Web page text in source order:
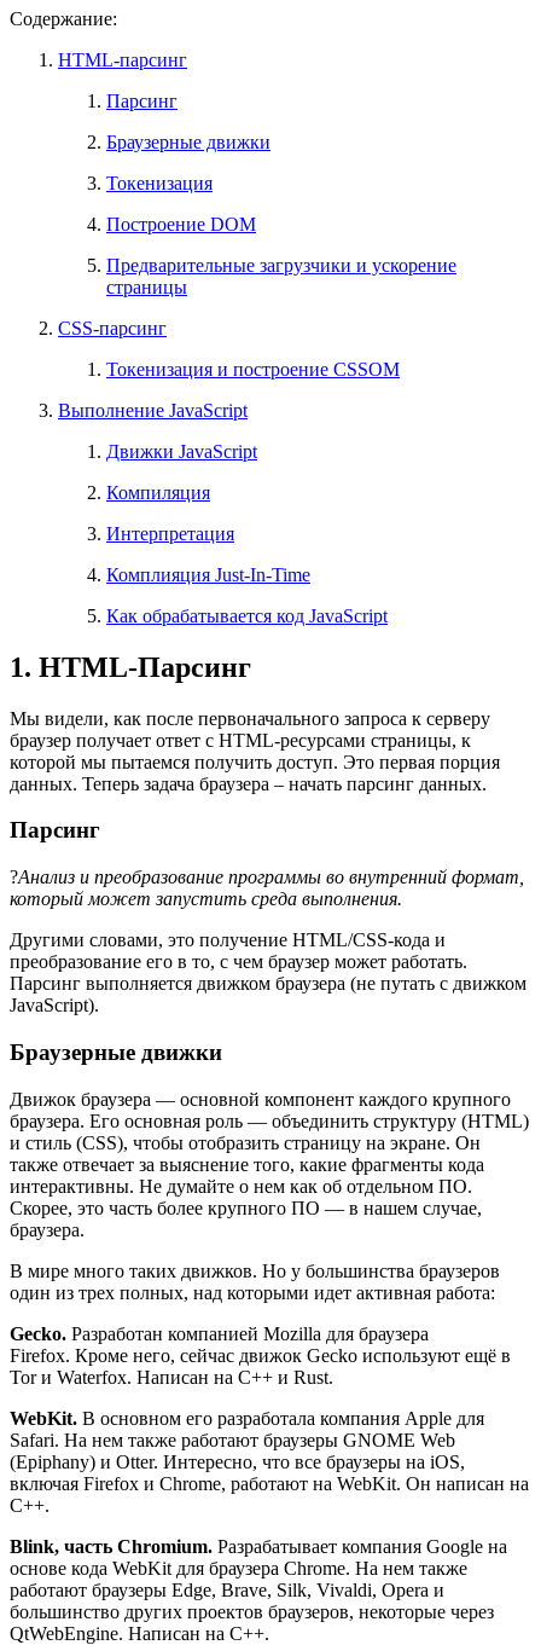
Содержание:
HTML-парсинг
Парсинг
Браузерные движки
Токенизация
Построение DOM
Предварительные загрузчики и ускорение
страницы
CSS-парсинг
Токенизация и построение CSSOM
Выполнение JavaScript
Движки JavaScript
Компиляция
Интерпретация
Комплияция Just-In-Time
Как обрабатывается код JavaScript
1. HTML-Парсинг
Мы видели, как после первоначального запроса к серверу
браузер получает ответ c HTML-ресурсами страницы, к
которой мы пытаемся получить доступ. Это первая порция
данных. Теперь задача браузера – начать парсинг данных.
Парсинг
?Анализ и преобразование программы во внутренний формат,
который может запустить среда выполнения.
Другими словами, это получение HTML/CSS-кода и
преобразование его в то, с чем браузер может работать.
Парсинг выполняется движком браузера (не путать с движком
JavaScript).
Браузерные движки
Движок браузера — основной компонент каждого крупного
браузера. Его основная роль — объединить структуру (HTML)
и стиль (CSS), чтобы отобразить страницу на экране. Он
также отвечает за выяснение того, какие фрагменты кода
интерактивны. Не думайте о нем как об отдельном ПО.
Скорее, это часть более крупного ПО — в нашем случае,
браузера.
В мире много таких движков. Но у большинства браузеров
один из трех полных, над которыми идет активная работа:
Gecko. Разработан компанией Mozilla для браузера
Firefox. Кроме него, сейчас движок Gecko используют ещё в
Tor и Waterfox. Написан на C++ и Rust.
WebKit. В основном его разработала компания Apple для
Safari. На нем также работают браузеры GNOME Web
(Epiphany) и Otter. Интересно, что все браузеры на iOS,
включая Firefox и Chrome, работают на WebKit. Он написан на
C++.
Blink, часть Chromium. Разрабатывает компания Google на
основе кода WebKit для браузера Chrome. На нем также
работают браузеры Edge, Brave, Silk, Vivaldi, Opera и
большинство других проектов браузеров, некоторые через
QtWebEngine. Написан на C++.